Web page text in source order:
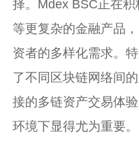
择。Mdex BSC正在
等更复杂的金融产品
资者的多样化需求。
了不同区块链网络间
接的多链资产交易体
环境下显得尤为重要。